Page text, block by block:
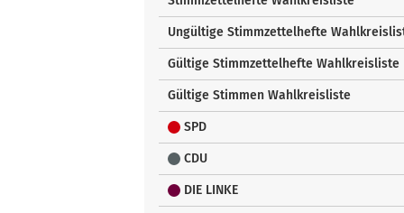
Ungültige Stimmzettelhefte
Gültige Stimmzettelhefte Wahlkreisliste
Gültige Stimmen Wahlkreisliste
SPD
CDU
DIE LINKE